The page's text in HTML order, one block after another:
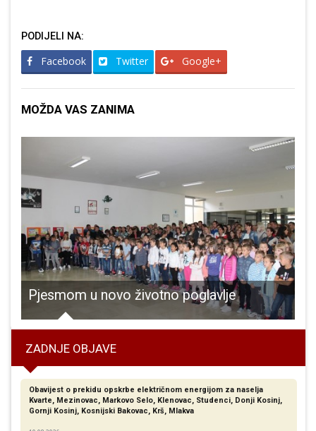
PODIJELI NA:
Facebook Twitter Google+
MOŽDA VAS ZANIMA
Pjesmom u novo životno poglavlje
ZADNJE OBJAVE
Obavijest o prekidu opskrbe električnom energijom za naselja
Kvarte, Mezinovac, Markovo Selo, Klenovac, Studenci, Donji Kosinj,
Gornji Kosinj, Kosnijski Bakovac, Krš, Mlakva